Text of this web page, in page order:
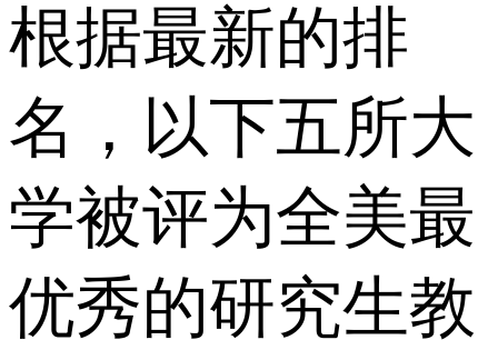
根据最新的排
名，以下五所大
学被评为全美最
优秀的研究生教